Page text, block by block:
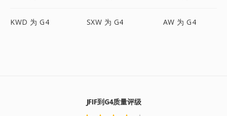
KWD 为 G4 SXW 为 G4 AW 为 G4
JFIF到G4质量评级